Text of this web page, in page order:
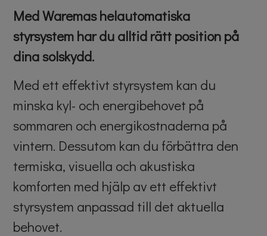
Med Waremas helautomatiska
styrsystem har du alltid rätt position på
dina solskydd.
Med ett effektivt styrsystem kan du
minska kyl- och energibehovet på
sommaren och energikostnaderna på
vintern. Dessutom kan du förbättra den
termiska, visuella och akustiska
komforten med hjälp av ett effektivt
styrsystem anpassad till det aktuella
behovet.